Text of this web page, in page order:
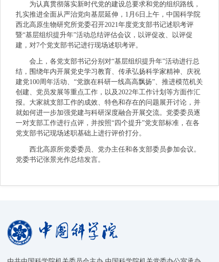
为认真贯彻落实新时代党的建设总要求和党的组织路线，
扎实推进全面从严治党向基层延伸，1月6日上午，中国科学院
西北高原生物研究所党委召开2021年度党支部书记述职考评
暨“基层组织提升年”活动总结评估会议，以评促改、以评促
建，对7个党支部书记进行现场述职考评。
会上，各党支部书记分别对“基层组织提升年”活动进行总
结，围绕年内开展党史学习教育、传承弘扬科学家精神、庆祝
建党100周年活动、“党旗在科研一线高高飘扬”、推进模范机关
创建、党员发展等重点工作，以及2022年工作计划等方面作汇
报。大家就支部工作的成效、特色和存在的问题展开讨论，并
就如何进一步加强党建与科研深度融合开展交流。党委委员逐
一对支部工作进行点评，并按照“四个提升”党支部标准，在各
党支部书记现场述职基础上进行评价打分。
西北高原所党委委员、党办主任和各支部委员参加会议。
党委书记张景光作总结发言。